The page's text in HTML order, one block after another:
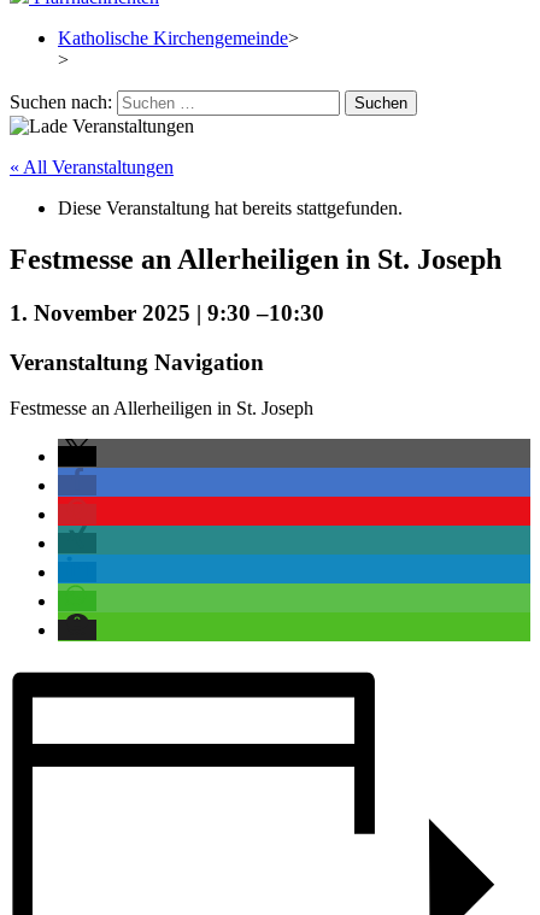
Katholische Kirchengemeinde>
>
Suchen nach:
« All Veranstaltungen
Diese Veranstaltung hat bereits stattgefunden.
Festmesse an Allerheiligen in St. Joseph
1. November 2025 | 9:30 –10:30
Veranstaltung Navigation
Festmesse an Allerheiligen in St. Joseph